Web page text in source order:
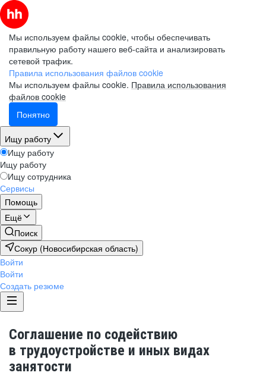
Мы используем файлы cookie, чтобы обеспечивать
правильную работу нашего веб-сайта и анализировать
сетевой трафик.
Правила использования файлов cookie
Мы используем файлы cookie. Правила использования
файлов cookie
Понятно
Ищу работу
Ищу работу
Ищу работу
Ищу сотрудника
Сервисы
Помощь
Ещё
Поиск
Сокур (Новосибирская область)
Войти
Войти
Создать резюме
Соглашение по содействию
в трудоустройстве и иных видах
занятости